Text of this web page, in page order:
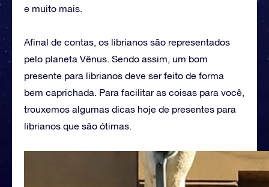
e muito mais.
Afinal de contas, os librianos são representados
pelo planeta Vênus. Sendo assim, um bom
presente para librianos deve ser feito de forma
bem caprichada. Para facilitar as coisas para você,
trouxemos algumas dicas hoje de presentes para
librianos que são ótimas.